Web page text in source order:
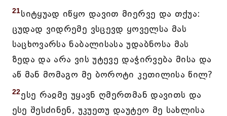
21სიტყუად იწყო დავით მიერვე და თქუა:
ცუდად ვიდრემე ვსცევდ ყოველსა მას
საცხოვარსა ნაბალისასა უდაბნოსა მას
ზედა და არა ვის უტევე დაჭირვება მისა და
აწ მან მომაგო მე ბოროტი კეთილისა წილ?
22ესე რაჲმე უყავნ ღმერთმან დავითს და
ესე შესძინენ, უკუეთუ დაუტეო მე სახლისა